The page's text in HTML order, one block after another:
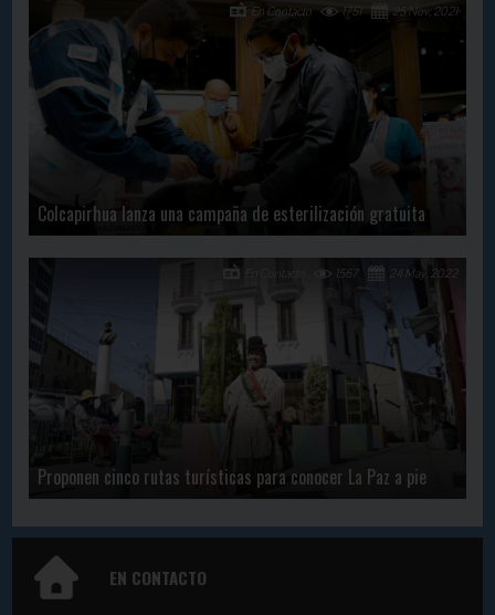
Colcapirhua lanza una campaña de esterilización gratuita
25 Nov, 2021
1751
En Contacto
Proponen cinco rutas turísticas para conocer La Paz a pie
24 May, 2022
1567
En Contacto
EN CONTACTO